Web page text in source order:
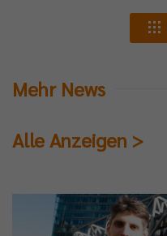
Mehr News
Alle Anzeigen >